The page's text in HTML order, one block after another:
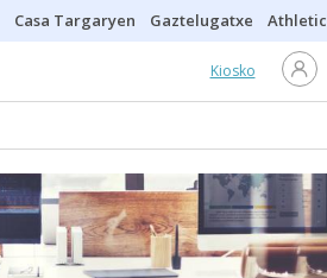
Casa Targaryen Gaztelugatxe Athletic
Kiosko